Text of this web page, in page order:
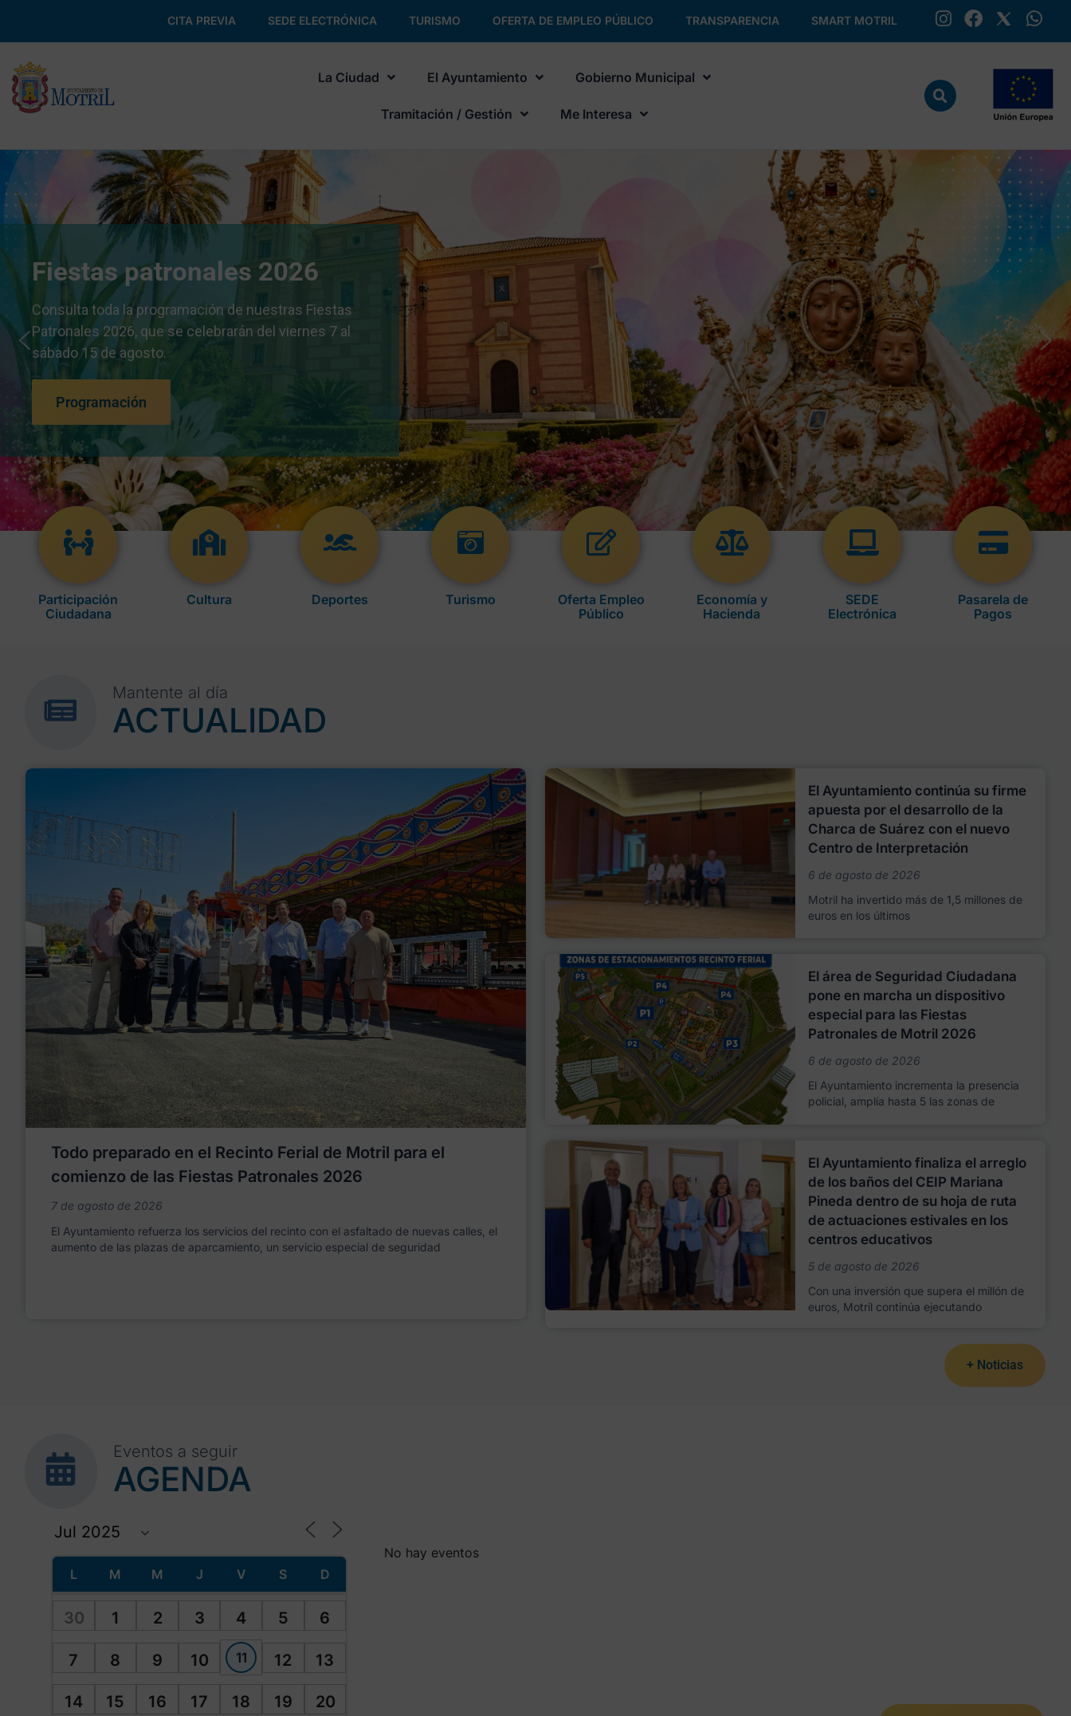
CITA PREVIA SEDE ELECTRÓNICA TURISMO OFERTA DE EMPLEO PÚBLICO TRANSPARENCIA SMART MOTRIL
La Ciudad El Ayuntamiento Gobierno Municipal
Tramitación / Gestión Me Interesa
Fiestas patronales 2026
Consulta toda la programación de nuestras Fiestas
Patronales 2026, que se celebrarán del viernes 7 al
sábado 15 de agosto.
Programación
Participación
Ciudadana
Cultura Deportes Turismo
Oferta Empleo
Público
Economía y
Hacienda
SEDE
Electrónica
Pasarela de
Pagos
Mantente al día
ACTUALIDAD
Todo preparado en el Recinto Ferial de Motril para el
comienzo de las Fiestas Patronales 2026
7 de agosto de 2026
El Ayuntamiento refuerza los servicios del recinto con el asfaltado de nuevas calles, el
aumento de las plazas de aparcamiento, un servicio especial de seguridad
El Ayuntamiento continúa su firme
apuesta por el desarrollo de la
Charca de Suárez con el nuevo
Centro de Interpretación
6 de agosto de 2026
Motril ha invertido más de 1,5 millones de
euros en los últimos
El área de Seguridad Ciudadana
pone en marcha un dispositivo
especial para las Fiestas
Patronales de Motril 2026
6 de agosto de 2026
El Ayuntamiento incrementa la presencia
policial, amplía hasta 5 las zonas de
El Ayuntamiento finaliza el arreglo
de los baños del CEIP Mariana
Pineda dentro de su hoja de ruta
de actuaciones estivales en los
centros educativos
5 de agosto de 2026
Con una inversión que supera el millón de
euros, Motril continúa ejecutando
+ Noticias
Eventos a seguir
AGENDA
L M M J V S D
30 1 2 3 4 5 6
7 8 9 10 11 12 13
14 15 16 17 18 19 20
No hay eventos